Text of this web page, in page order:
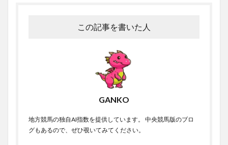
この記事を書いた人
GANKO
地方競馬の独自AI指数を提供しています。 中央競馬版のブロ
グもあるので、ぜひ覗いてみてください。